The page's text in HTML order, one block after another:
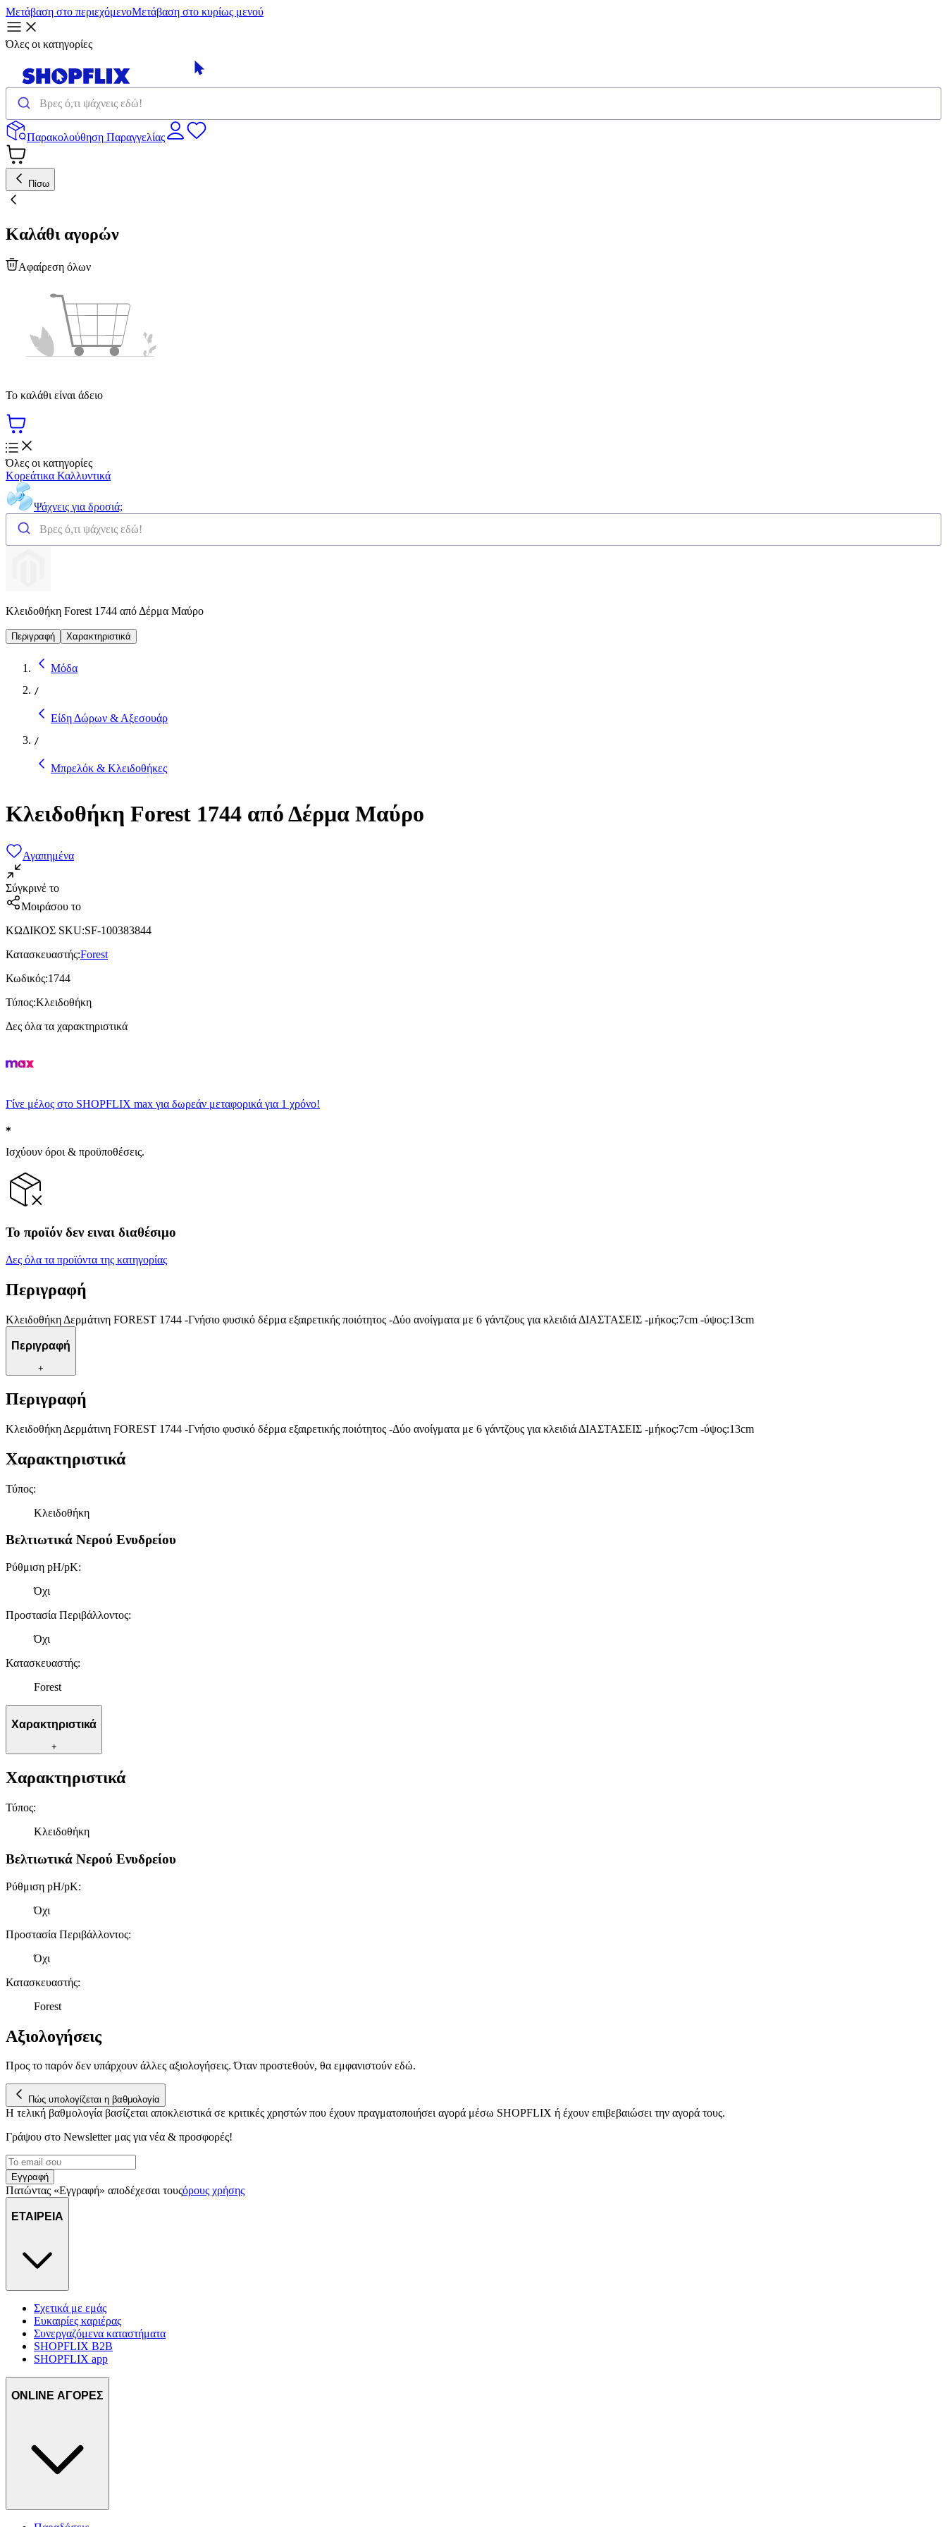
Μετάβαση στο περιεχόμενοΜετάβαση στο κυρίως μενού
Όλες οι κατηγορίες
Παρακολούθηση Παραγγελίας
Πίσω
Καλάθι αγορών
Αφαίρεση όλων
Το καλάθι είναι άδειο
Όλες οι κατηγορίες
Κορεάτικα Καλλυντικά
Ψάχνεις για δροσιά;
Κλειδοθήκη Forest 1744 από Δέρμα Μαύρο
Περιγραφή Χαρακτηριστικά
Μόδα
/
Είδη Δώρων & Αξεσουάρ
/
Μπρελόκ & Κλειδοθήκες
Κλειδοθήκη Forest 1744 από Δέρμα Μαύρο
Αγαπημένα
Σύγκρινέ το
Μοιράσου το
ΚΩΔΙΚΟΣ SKU:SF-100383844
Κατασκευαστής:Forest
Κωδικός:1744
Τύπος:Κλειδοθήκη
Δες όλα τα χαρακτηριστικά
Γίνε μέλος στο SHOPFLIX max για δωρεάν μεταφορικά για 1 χρόνο!
Ισχύουν όροι & προϋποθέσεις.
Το προϊόν δεν ειναι διαθέσιμο
Δες όλα τα προϊόντα της κατηγορίας
Περιγραφή
Κλειδοθήκη Δερμάτινη FOREST 1744 -Γνήσιο φυσικό δέρμα εξαιρετικής ποιότητος -Δύο ανοίγματα με 6 γάντζους για κλειδιά ΔΙΑΣΤΑΣΕΙΣ -μήκος:7cm -ύψος:13cm
Περιγραφή
+
Περιγραφή
Κλειδοθήκη Δερμάτινη FOREST 1744 -Γνήσιο φυσικό δέρμα εξαιρετικής ποιότητος -Δύο ανοίγματα με 6 γάντζους για κλειδιά ΔΙΑΣΤΑΣΕΙΣ -μήκος:7cm -ύψος:13cm
Χαρακτηριστικά
Τύπος:
Κλειδοθήκη
Βελτιωτικά Νερού Ενυδρείου
Ρύθμιση pH/pK:
Όχι
Προστασία Περιβάλλοντος:
Όχι
Κατασκευαστής:
Forest
Χαρακτηριστικά
+
Χαρακτηριστικά
Τύπος:
Κλειδοθήκη
Βελτιωτικά Νερού Ενυδρείου
Ρύθμιση pH/pK:
Όχι
Προστασία Περιβάλλοντος:
Όχι
Κατασκευαστής:
Forest
Αξιολογήσεις
Προς το παρόν δεν υπάρχουν άλλες αξιολογήσεις. Όταν προστεθούν, θα εμφανιστούν εδώ.
Πώς υπολογίζεται η βαθμολογία
Η τελική βαθμολογία βασίζεται αποκλειστικά σε κριτικές χρηστών που έχουν πραγματοποιήσει αγορά μέσω SHOPFLIX ή έχουν επιβεβαιώσει την αγορά τους.
Γράψου στο Νewsletter μας για νέα & προσφορές!
Εγγραφή
Πατώντας «Εγγραφή» αποδέχεσαι τουςόρους χρήσης
ΕΤΑΙΡΕΙΑ
Σχετικά με εμάς
Ευκαιρίες καριέρας
Συνεργαζόμενα καταστήματα
SHOPFLIX B2B
SHOPFLIX app
ONLINE ΑΓΟΡΕΣ